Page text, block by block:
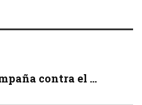
contra el ...